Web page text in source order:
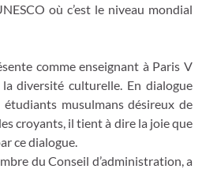
où c’est le niveau mondial
comme enseignant à Paris V
diversité culturelle. En dialogue
étudiants musulmans désireux de
croyants, il tient à dire la joie que
ce dialogue.
du Conseil d’administration, a